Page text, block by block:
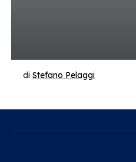
di Stefano Pelaggi